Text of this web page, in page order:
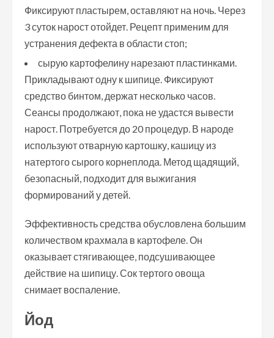
Фиксируют пластырем, оставляют на ночь. Через
3 суток нарост отойдет. Рецепт применим для
устранения дефекта в области стоп;
сырую картофелину нарезают пластинками.
Прикладывают одну к шипице. Фиксируют
средство бинтом, держат несколько часов.
Сеансы продолжают, пока не удастся вывести
нарост. Потребуется до 20 процедур. В народе
используют отварную картошку, кашицу из
натертого сырого корнеплода. Метод щадящий,
безопасный, подходит для выжигания
формирований у детей.
Эффективность средства обусловлена большим
количеством крахмала в картофеле. Он
оказывает стягивающее, подсушивающее
действие на шипицу. Сок тертого овоща
снимает воспаление.
Йод